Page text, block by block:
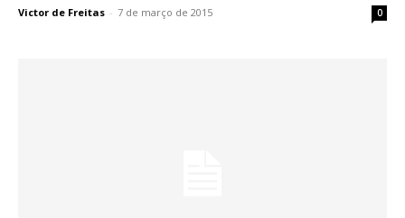
Victor de Freitas - 7 de março de 2015 0